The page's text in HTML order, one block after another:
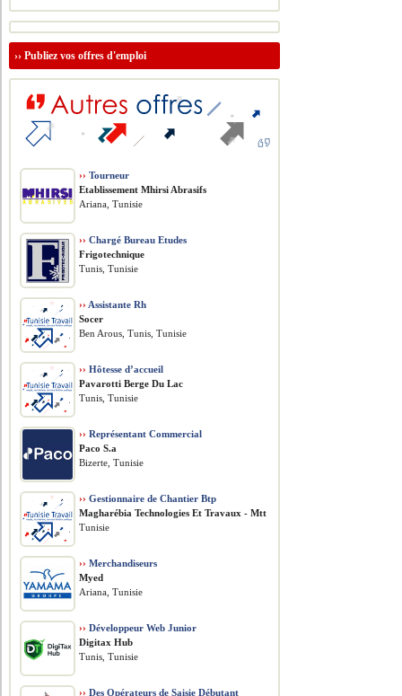
››Publiez vos offres d'emploi
›› Tourneur
Etablissement Mhirsi Abrasifs
Ariana, Tunisie
›› Chargé Bureau Etudes
Frigotechnique
Tunis, Tunisie
›› Assistante Rh
Socer
Ben Arous, Tunis, Tunisie
›› Hôtesse d’accueil
Pavarotti Berge Du Lac
Tunis, Tunisie
›› Représentant Commercial
Paco S.a
Bizerte, Tunisie
›› Gestionnaire de Chantier Btp
Magharébia Technologies Et Travaux - Mtt
Tunisie
›› Merchandiseurs
Myed
Ariana, Tunisie
›› Développeur Web Junior
Digitax Hub
Tunis, Tunisie
›› Des Opérateurs de Saisie Débutant